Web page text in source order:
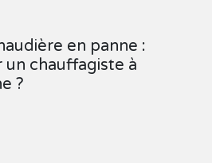
en panne :
chauffagiste à
?